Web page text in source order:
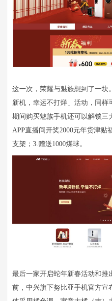
这一次，荣耀与魅族想到了一块
新机，幸运不打烊」活动，同样
期间购买魅族手机还可以解锁三
APP直播间开奖2000元年货津
支架；3.赠送1000煤球。
最后一家开启蛇年新春活动和推
前，中兴旗下努比亚手机官方宣